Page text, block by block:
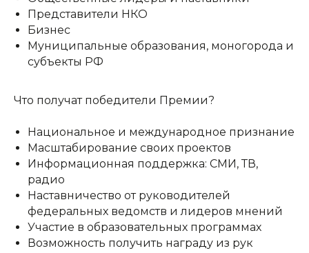
Представители НКО
Бизнес
Муниципальные образования, моногорода и
субъекты РФ
Что получат победители Премии?
Национальное и международное признание
Масштабирование своих проектов
Информационная поддержка: СМИ, ТВ,
радио
Наставничество от руководителей
федеральных ведомств и лидеров мнений
Участие в образовательных программах
Возможность получить награду из рук
Адрес:197198, Санкт-Петербург, Большой
проспект Петроградской стороны, д.18 ст.м.
«Спортивная»
pmc-petrograd@mail.ru